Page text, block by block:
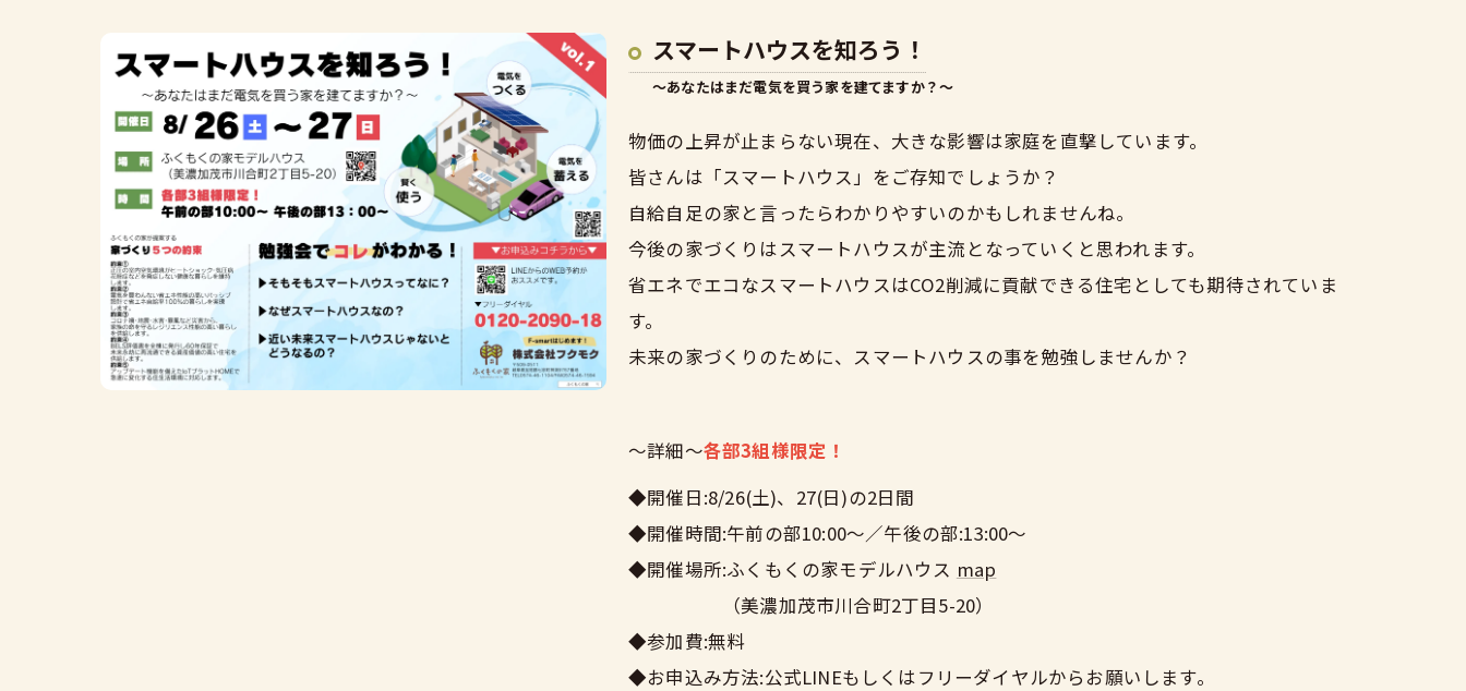
スマートハウスを知ろう！
～あなたはまだ電気を買う家を建てますか？～
物価の上昇が止まらない現在、大きな影響は家庭を直撃しています。
皆さんは「スマートハウス」をご存知でしょうか？
自給自足の家と言ったらわかりやすいのかもしれませんね。
今後の家づくりはスマートハウスが主流となっていくと思われます。
省エネでエコなスマートハウスはCO2削減に貢献できる住宅としても期待されていま
す。
未来の家づくりのために、スマートハウスの事を勉強しませんか？
～詳細～各部3組様限定！
◆開催日:8/26(土)、27(日)の2日間
◆開催時間:午前の部10:00～／午後の部:13:00～
◆開催場所:ふくもくの家モデルハウス map
（美濃加茂市川合町2丁目5-20）
◆参加費:無料
◆お申込み方法:公式LINEもしくはフリーダイヤルからお願いします。